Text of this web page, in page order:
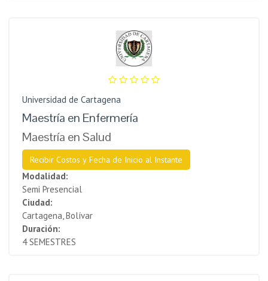
Universidad de Cartagena
Maestría en Enfermería
Maestría en Salud
Recibir Costos y Fecha de Inicio al Instante
Modalidad:
Semi Presencial
Ciudad:
Cartagena, Bolívar
Duración:
4 SEMESTRES